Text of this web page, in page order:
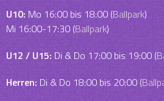
U10:Mo 16:00 bis 18:00 (Ballpark)
Mi 16:00-17:30 (Ballpark)
U12 / U15: Di & Do 17:00 bis 19:00 (
Herren:Di & Do 18:00 bis 20:00 (